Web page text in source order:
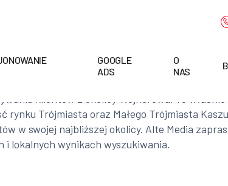
GOOGLE
ADS
O
NAS
klientów z okolicy Wejherowa. To
rynku Trójmiasta oraz Małego Trójmiasta
w swojej najbliższej okolicy. Alte Media
lokalnych wynikach wyszukiwania.